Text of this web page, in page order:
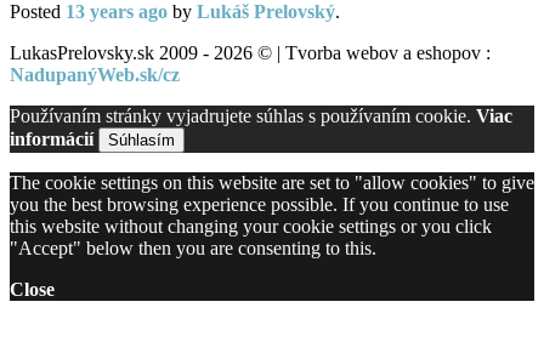
Posted 13 years ago by Lukáš Prelovský.
LukasPrelovsky.sk 2009 - 2026 © | Tvorba webov a eshopov :
NadupanýWeb.sk/cz
Používaním stránky vyjadrujete súhlas s používaním cookie. Viac
informácií
Súhlasím
The cookie settings on this website are set to "allow cookies" to give
you the best browsing experience possible. If you continue to use
this website without changing your cookie settings or you click
"Accept" below then you are consenting to this.
Close